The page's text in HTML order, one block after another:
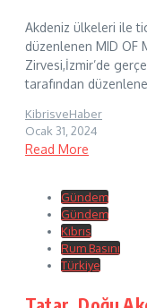
Akdeniz ülkeleri ile
düzenlenen MID OF
Zirvesi,İzmir’de
tarafından
KibrisveHaber
Ocak 31, 2024
Read More
Gündem
Gündem
Kıbrıs
Rum Basını
Türkiye